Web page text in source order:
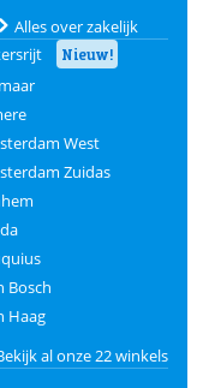
Alles over zakelijk
Nieuw!
West
Zuidas
Bosch
Haag
al onze 22 winkels